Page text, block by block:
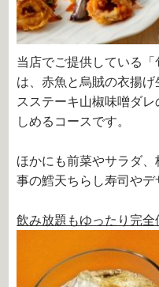
当店でご提供している
は、赤魚と烏賊の衣揚
スステーキ山椒味噌ダ
しめるコースです。
ほかにも前菜やサラダ
事の鱈天ちらし寿司やデ
飲み放題もゆったり完